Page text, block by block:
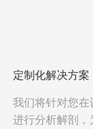
定制化解决方案
我们将针对您
进行分析解剖，